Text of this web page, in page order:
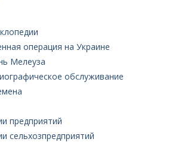
операция на Украине
Мелеуза
обслуживание
предприятий
сельхозпредприятий